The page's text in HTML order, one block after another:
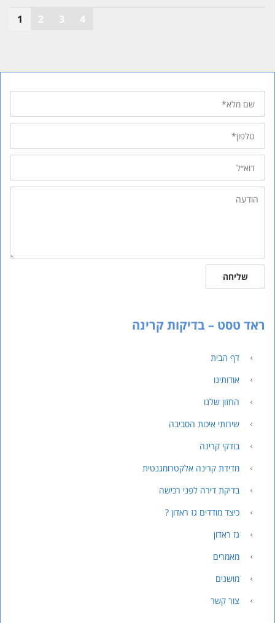
1 2 3 4
שם
מלא
טלפון
דוא״ל
הודעה
שליחה
ראד טסט – בדיקות קרינה
דף הבית
אודותינו
החזון שלנו
שירותי איכות הסביבה
בודקי קרינה
מדידת קרינה אלקטרומגנטית
בדיקת דירה לפני רכישה
כיצד מודדים גז ראדון ?
גז ראדון
מאמרים
מושגים
צור קשר